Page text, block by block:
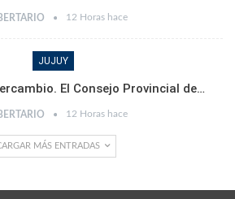
12 Horas hace
JUJUY
El Consejo Provincial de…
12 Horas hace
MÁS ENTRADAS